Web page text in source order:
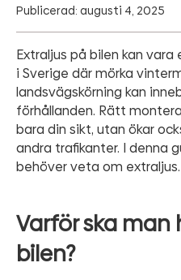
Publicerad: augusti 4, 2025
Extraljus på bilen kan
i Sverige där mörka
landsvägskörning kan
förhållanden. Rätt
bara din sikt, utan ökar
andra trafikanter. I denna
behöver veta om extraljus.
Varför ska man
bilen?